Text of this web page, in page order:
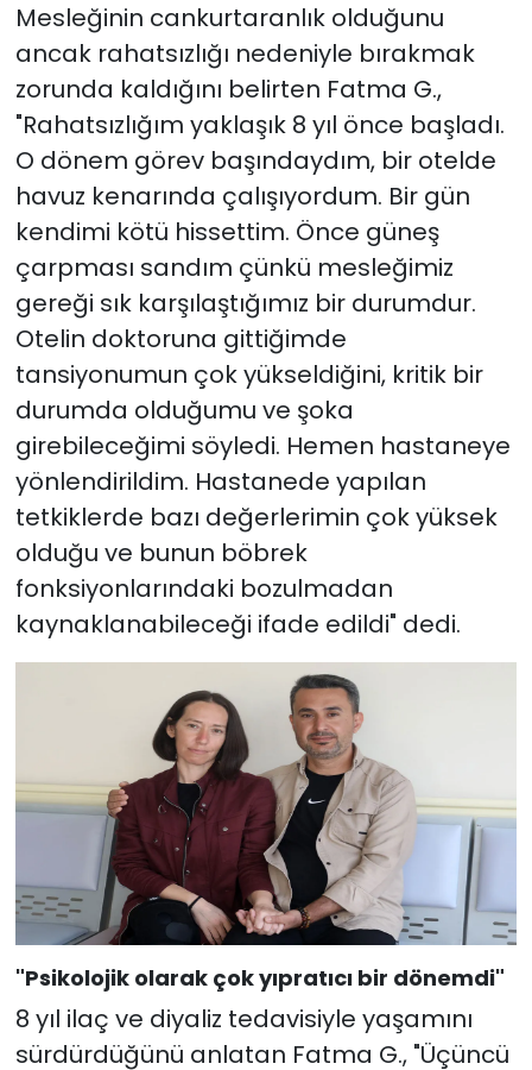
Mesleğinin cankurtaranlık olduğunu
ancak rahatsızlığı nedeniyle bırakmak
zorunda kaldığını belirten Fatma G.,
"Rahatsızlığım yaklaşık 8 yıl önce başladı.
O dönem görev başındaydım, bir otelde
havuz kenarında çalışıyordum. Bir gün
kendimi kötü hissettim. Önce güneş
çarpması sandım çünkü mesleğimiz
gereği sık karşılaştığımız bir durumdur.
Otelin doktoruna gittiğimde
tansiyonumun çok yükseldiğini, kritik bir
durumda olduğumu ve şoka
girebileceğimi söyledi. Hemen hastaneye
yönlendirildim. Hastanede yapılan
tetkiklerde bazı değerlerimin çok yüksek
olduğu ve bunun böbrek
fonksiyonlarındaki bozulmadan
kaynaklanabileceği ifade edildi" dedi.
"Psikolojik olarak çok yıpratıcı bir dönemdi"
8 yıl ilaç ve diyaliz tedavisiyle yaşamını
sürdürdüğünü anlatan Fatma G., "Üçüncü